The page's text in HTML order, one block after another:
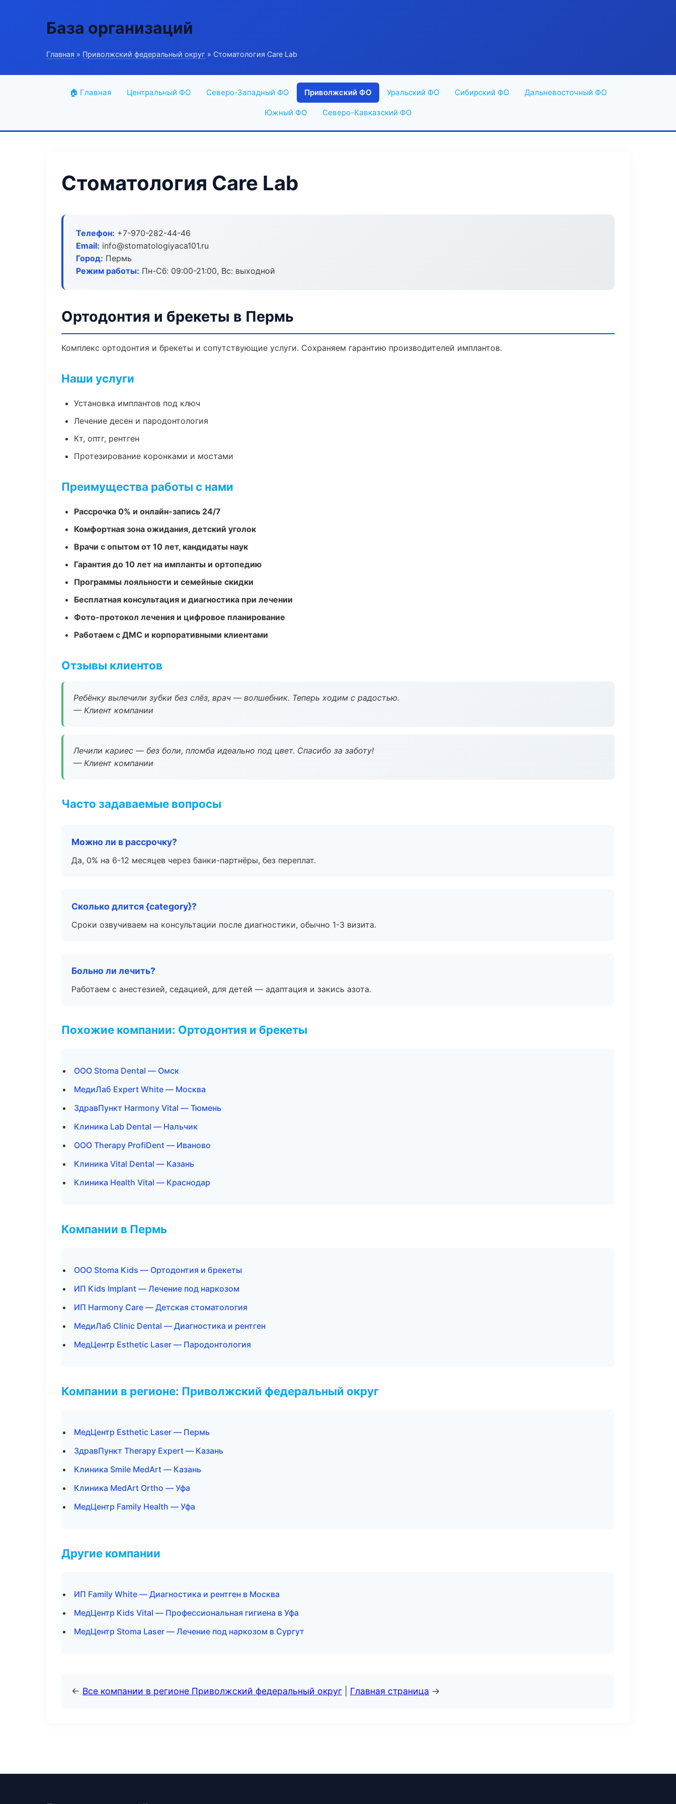
База организаций
Главная » Приволжский федеральный округ » Стоматология Care Lab
🏠 Главная Центральный ФО Северо-Западный ФО Приволжский ФО Уральский ФО Сибирский ФО Дальневосточный ФО
Южный ФО Северо-Кавказский ФО
Стоматология Care Lab
Телефон: +7-970-282-44-46
Email: info@stomatologiyaca101.ru
Город: Пермь
Режим работы: Пн-Сб: 09:00-21:00, Вс: выходной
Ортодонтия и брекеты в Пермь
Комплекс ортодонтия и брекеты и сопутствующие услуги. Сохраняем гарантию производителей имплантов.
Наши услуги
Установка имплантов под ключ
Лечение десен и пародонтология
Кт, оптг, рентген
Протезирование коронками и мостами
Преимущества работы с нами
Рассрочка 0% и онлайн-запись 24/7
Комфортная зона ожидания, детский уголок
Врачи с опытом от 10 лет, кандидаты наук
Гарантия до 10 лет на импланты и ортопедию
Программы лояльности и семейные скидки
Бесплатная консультация и диагностика при лечении
Фото-протокол лечения и цифровое планирование
Работаем с ДМС и корпоративными клиентами
Отзывы клиентов
Ребёнку вылечили зубки без слёз, врач — волшебник. Теперь ходим с радостью.
— Клиент компании
Лечили кариес — без боли, пломба идеально под цвет. Спасибо за заботу!
— Клиент компании
Часто задаваемые вопросы
Можно ли в рассрочку?
Да, 0% на 6-12 месяцев через банки-партнёры, без переплат.
Сколько длится {category}?
Сроки озвучиваем на консультации после диагностики, обычно 1-3 визита.
Больно ли лечить?
Работаем с анестезией, седацией, для детей — адаптация и закись азота.
Похожие компании: Ортодонтия и брекеты
ООО Stoma Dental — Омск
МедиЛаб Expert White — Москва
ЗдравПункт Harmony Vital — Тюмень
Клиника Lab Dental — Нальчик
ООО Therapy ProfiDent — Иваново
Клиника Vital Dental — Казань
Клиника Health Vital — Краснодар
Компании в Пермь
ООО Stoma Kids — Ортодонтия и брекеты
ИП Kids Implant — Лечение под наркозом
ИП Harmony Care — Детская стоматология
МедиЛаб Clinic Dental — Диагностика и рентген
МедЦентр Esthetic Laser — Пародонтология
Компании в регионе: Приволжский федеральный округ
МедЦентр Esthetic Laser — Пермь
ЗдравПункт Therapy Expert — Казань
Клиника Smile MedArt — Казань
Клиника MedArt Ortho — Уфа
МедЦентр Family Health — Уфа
Другие компании
ИП Family White — Диагностика и рентген в Москва
МедЦентр Kids Vital — Профессиональная гигиена в Уфа
МедЦентр Stoma Laser — Лечение под наркозом в Сургут
← Все компании в регионе Приволжский федеральный округ Главная страница →